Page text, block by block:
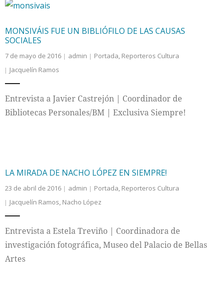
MONSIVÁIS FUE UN BIBLIÓFILO DE LAS CAUSAS
SOCIALES
7 de mayo de 2016 admin Portada, Reporteros Cultura
Jacquelín Ramos
Entrevista a Javier Castrejón | Coordinador de
Bibliotecas Personales/BM | Exclusiva Siempre!
LA MIRADA DE NACHO LÓPEZ EN SIEMPRE!
23 de abril de 2016 admin Portada, Reporteros Cultura
Jacquelín Ramos, Nacho López
Entrevista a Estela Treviño | Coordinadora de
investigación fotográfica, Museo del Palacio de Bellas
Artes